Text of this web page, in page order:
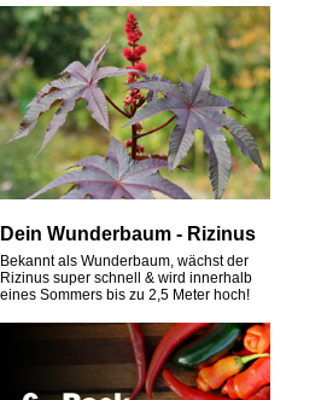
Dein Wunderbaum - Rizinus
Bekannt als Wunderbaum, wächst der
Rizinus super schnell & wird innerhalb
eines Sommers bis zu 2,5 Meter hoch!